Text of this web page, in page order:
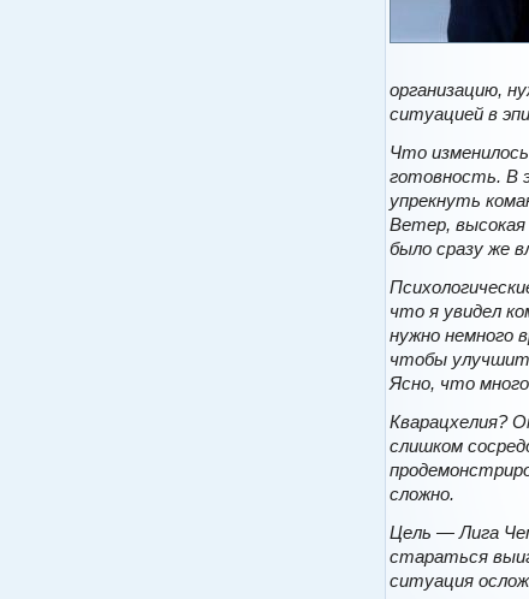
организацию,
ситуацией в
Что
готовность. В
упрекнуть
Ветер, высокая
было сразу же
что я увидел
нужно немного
чтобы
Ясно, что
Кварацхелия?
слишком
сложно.
Цель — Лига
стараться
ситуация